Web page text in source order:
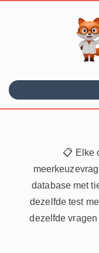
📋 Elke
database met
dezelfde test
dezelfde